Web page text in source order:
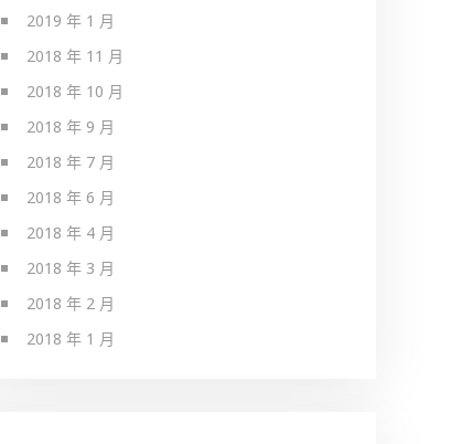
2019 年 1 月
2018 年 11 月
2018 年 10 月
2018 年 9 月
2018 年 7 月
2018 年 6 月
2018 年 4 月
2018 年 3 月
2018 年 2 月
2018 年 1 月